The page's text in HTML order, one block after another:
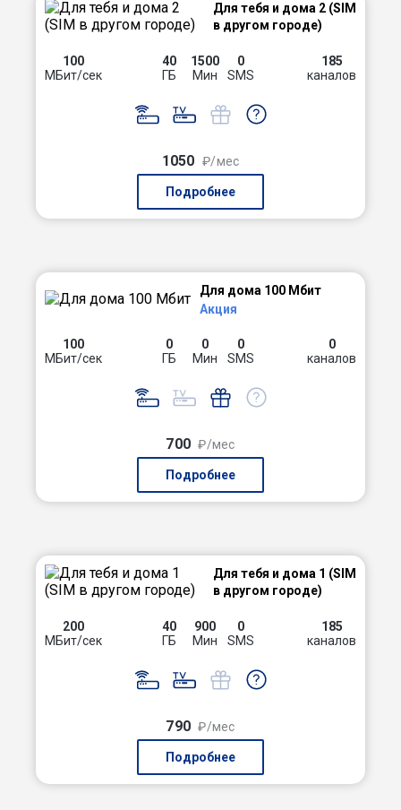
Для тебя и дома 2 (SIM
в другом городе)
100
МБит/сек
40
ГБ
1500
Мин
0
SMS
185
каналов
1050 ₽/мес
Подробнее
Для дома 100 Мбит
Акция
100
МБит/сек
0
ГБ
0
Мин
0
SMS
0
каналов
700 ₽/мес
Подробнее
Для тебя и дома 1 (SIM
в другом городе)
200
МБит/сек
40
ГБ
900
Мин
0
SMS
185
каналов
790 ₽/мес
Подробнее